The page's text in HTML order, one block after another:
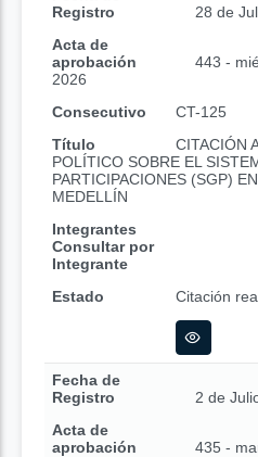
Registro
28 de
Acta de
aprobación
443 -
2026
Consecutivo
CT-125
Título
CITACIÓN
POLÍTICO SOBRE EL
PARTICIPACIONES (SGP)
MEDELLÍN
Integrantes
Consultar por
Integrante
Estado
Citación
Fecha de
Registro
2 de
Acta de
aprobación
435 -